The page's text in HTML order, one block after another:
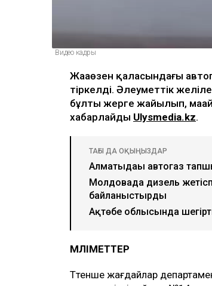
Видео кадры
Жаңаөзен қаласындағы
тіркелді. Әлеуметтік
бұлты жерге жайылып,
хабарлайды Ulysmedia.kz.
ТАҒЫ ДА ОҚЫҢЫЗДАР
Алматыдағы автогаз
Молдовада дизель
байланыстырды
Ақтөбе облысында
МӘЛІМЕТТЕР
Төтенше жағдайлар